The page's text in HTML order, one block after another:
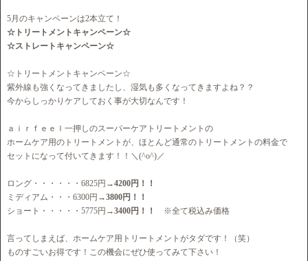
5月のキャンペーンは2本立て！
☆トリートメントキャンペーン☆
☆ストレートキャンペーン☆
☆トリートメントキャンペーン☆
紫外線も強くなってきましたし、湿気も多くなってきますよね？？
今からしっかりケアしておく事が大切なんです！
ａｉｒｆｅｅｌ一押しのスーパーケアトリートメントの
ホームケア用のトリートメントが、ほとんど通常のトリートメントの料金で
セットになって付いてきます！！＼(^o^)／
ロング・・・・・・6825円→4200円！！
ミディアム・・・6300円→3800円！！
ショート・・・・・5775円→3400円！！ ※全て税込み価格
言ってしまえば、ホームケア用トリートメントがタダです！（笑）
ものすごいお得です！この機会にぜひ使ってみて下さい！